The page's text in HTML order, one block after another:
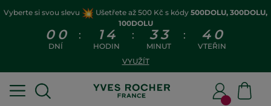
Vyberte si svou slevu Ušetřete až 500 Kč s kódy 500DOLU, 300DOLU,
100DOLU
0 0
DNÍ
: 1 4
HODIN
: 3 3
MINUT
: 3 9
VTEŘIN
VYUŽÍT